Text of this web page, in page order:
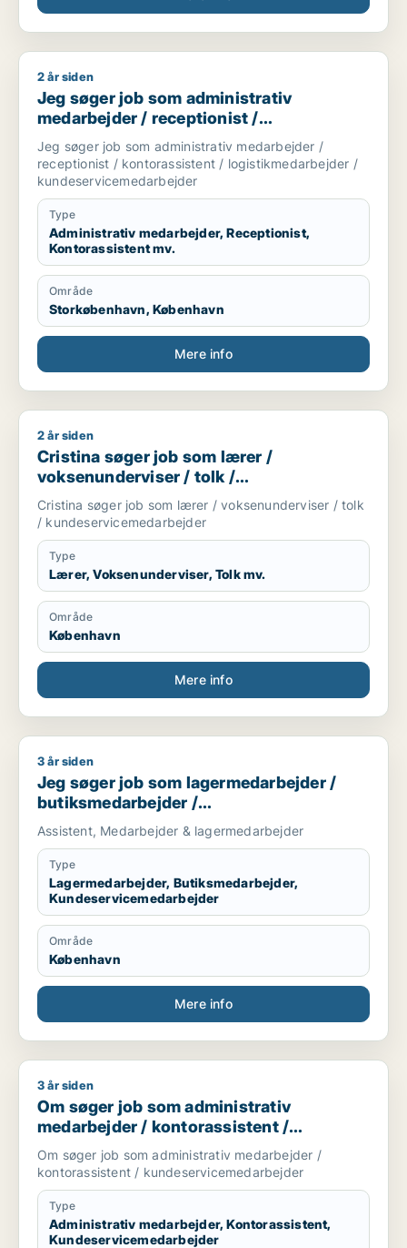
Jeg søger job som administrativ medarbejder /
2 år siden
Jeg søger job som administrativ
medarbejder / receptionist /
kontorassistent / logistikmedarbejder /
kundeservicemedarbejder
Jeg søger job som administrativ medarbejder /
receptionist / kontorassistent / logistikmedarbejder /
kundeservicemedarbejder
Type
Administrativ medarbejder, Receptionist,
Kontorassistent mv.
Område
Storkøbenhavn, København
Mere info
Cristina søger job som lærer / voksenunderviser / tolk /
2 år siden
Cristina søger job som lærer /
voksenunderviser / tolk /
kundeservicemedarbejder
Cristina søger job som lærer / voksenunderviser / tolk
/ kundeservicemedarbejder
Type
Lærer, Voksenunderviser, Tolk mv.
Område
København
Mere info
Jeg søger job som lagermedarbejder / butiksmedarbejder /
3 år siden
Jeg søger job som lagermedarbejder /
butiksmedarbejder /
kundeservicemedarbejder
Assistent, Medarbejder & lagermedarbejder
Type
Lagermedarbejder, Butiksmedarbejder,
Kundeservicemedarbejder
Område
København
Mere info
Om søger job som administrativ medarbejder /
3 år siden
Om søger job som administrativ
medarbejder / kontorassistent /
kundeservicemedarbejder
Om søger job som administrativ medarbejder /
kontorassistent / kundeservicemedarbejder
Type
Administrativ medarbejder, Kontorassistent,
Kundeservicemedarbejder